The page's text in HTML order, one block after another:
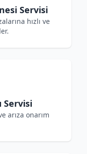
Servisi
hızlı ve
Servisi
arıza onarım